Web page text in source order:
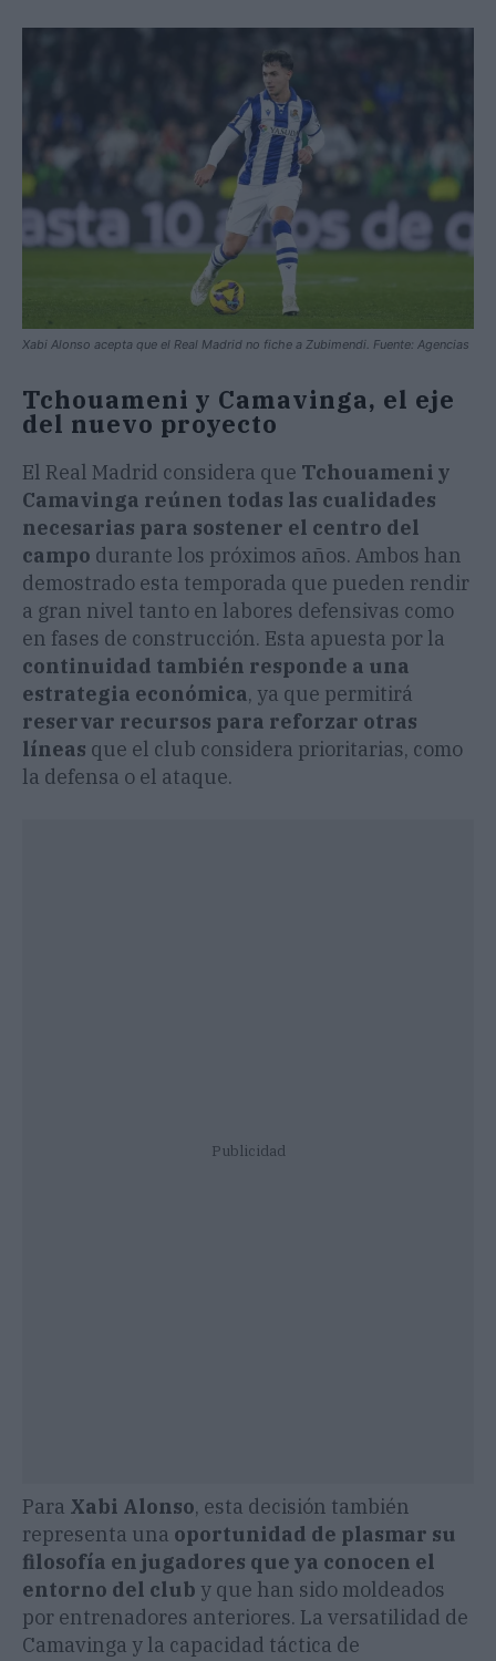
Xabi Alonso acepta que el Real Madrid no fiche a Zubimendi. Fuente: Agencias
Tchouameni y Camavinga, el eje
del nuevo proyecto
El Real Madrid considera que Tchouameni y
Camavinga reúnen todas las cualidades
necesarias para sostener el centro del
campo durante los próximos años. Ambos han
demostrado esta temporada que pueden rendir
a gran nivel tanto en labores defensivas como
en fases de construcción. Esta apuesta por la
continuidad también responde a una
estrategia económica, ya que permitirá
reservar recursos para reforzar otras
líneas que el club considera prioritarias, como
la defensa o el ataque.
Publicidad
Para Xabi Alonso, esta decisión también
representa una oportunidad de plasmar su
filosofía en jugadores que ya conocen el
entorno del club y que han sido moldeados
por entrenadores anteriores. La versatilidad de
Camavinga y la capacidad táctica de